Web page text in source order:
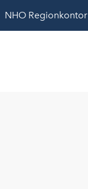
NHO Regionkontor